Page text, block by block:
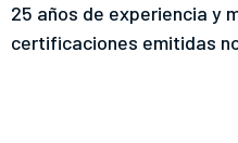
25 años de experiencia y
certificaciones emitidas